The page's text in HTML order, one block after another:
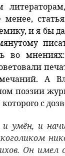
и я бы
во
А
поэзии
с
умён, и
Он имел